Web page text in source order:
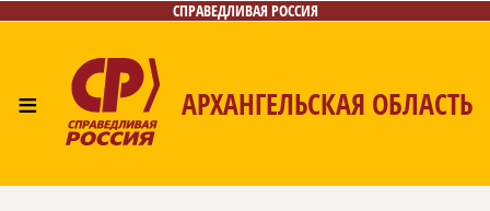
СПРАВЕДЛИВАЯ РОССИЯ
≡ АРХАНГЕЛЬСКАЯ ОБЛАСТЬ